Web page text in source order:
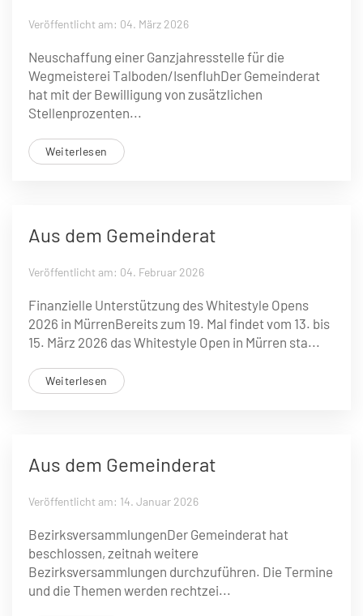
Veröffentlicht am: 04. März 2026
Neuschaffung einer Ganzjahresstelle für die
Wegmeisterei Talboden/IsenfluhDer Gemeinderat
hat mit der Bewilligung von zusätzlichen
Stellenprozenten...
Weiterlesen
Aus dem Gemeinderat
Veröffentlicht am: 04. Februar 2026
Finanzielle Unterstützung des Whitestyle Opens
2026 in MürrenBereits zum 19. Mal findet vom 13. bis
15. März 2026 das Whitestyle Open in Mürren sta...
Weiterlesen
Aus dem Gemeinderat
Veröffentlicht am: 14. Januar 2026
BezirksversammlungenDer Gemeinderat hat
beschlossen, zeitnah weitere
Bezirksversammlungen durchzuführen. Die Termine
und die Themen werden rechtzei...